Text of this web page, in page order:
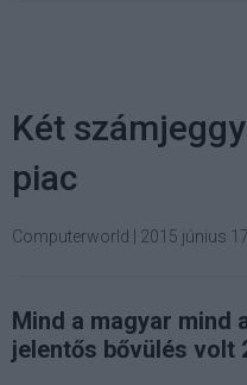
Két
piac
Computerworld 2015 június
Mind a magyar mind
jelentős bővülés volt